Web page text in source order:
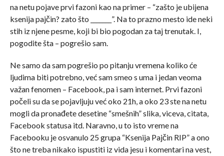
na netu pojave prvi fazoni kao na primer – “zašto je ubijena
ksenija pajčin? zato što _______”. Na to prazno mesto ide neki
stih iz njene pesme, koji bi bio pogodan za taj trenutak. I,
pogodite šta – pogrešio sam.
Ne samo da sam pogrešio po pitanju vremena koliko će
ljudima biti potrebno, već sam smeo s uma i jedan veoma
važan fenomen – Facebook, pa i sam internet. Prvi fazoni
počeli su da se pojavljuju već oko 21h, a oko 23 ste na netu
mogli da pronađete desetine “smešnih” slika, viceva, citata,
Facebook statusa itd. Naravno, u to isto vreme na
Facebooku je osvanulo 25 grupa “Ksenija Pajčin RIP” a ono
što ne treba nikako ispustiti iz vida jesu i komentari na vest,